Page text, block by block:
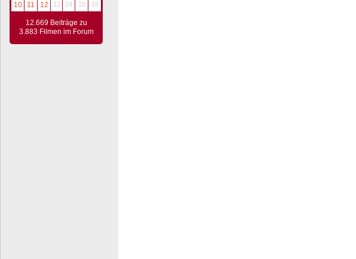
10
11 12 13 14 15 16
12.669 Beiträge zu
3.883 Filmen im Forum